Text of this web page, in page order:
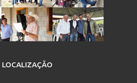
LOCALIZAÇÃO